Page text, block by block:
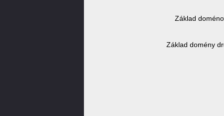
Základ
Základ domény